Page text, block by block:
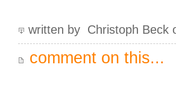
written by Christoph Beck
comment on this...